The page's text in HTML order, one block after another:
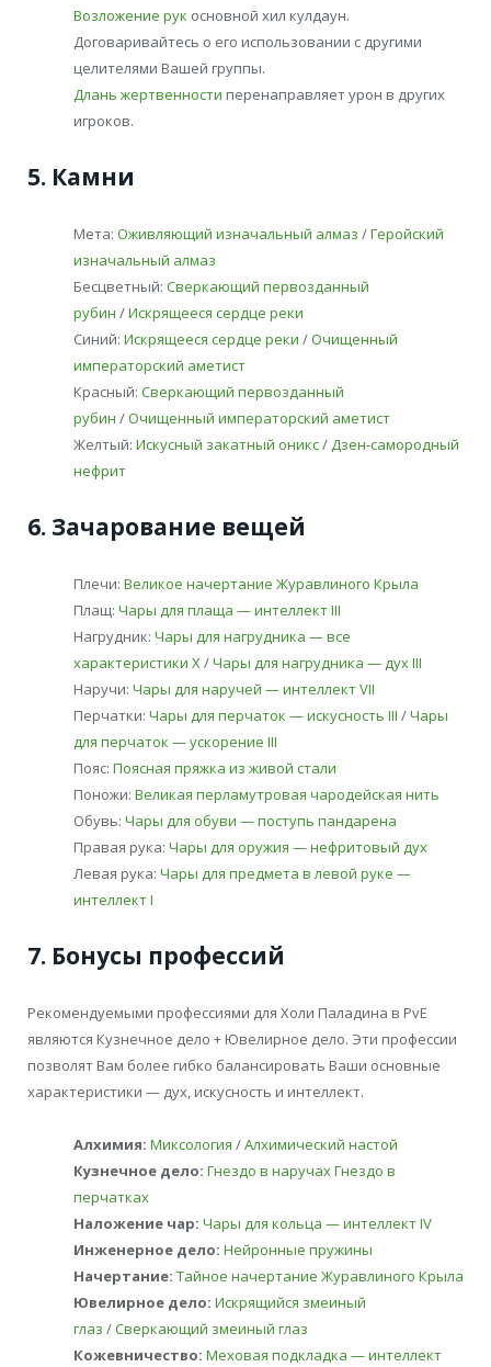
Возложение рук основной хил кулдаун.
Договаривайтесь о его использовании с другими
целителями Вашей группы.
Длань жертвенности перенаправляет урон в других
игроков.
5. Камни
Мета: Оживляющий изначальный алмаз /Геройский
изначальный алмаз
Бесцветный: Сверкающий первозданный
рубин /Искрящееся сердце реки
Синий: Искрящееся сердце реки /Очищенный
императорский аметист
Красный: Сверкающий первозданный
рубин /Очищенный императорский аметист
Желтый: Искусный закатный оникс/Дзен-самородный
нефрит
6. Зачарование вещей
Плечи: Великое начертание Журавлиного Крыла
Плащ: Чары для плаща — интеллект III
Нагрудник: Чары для нагрудника — все
характеристики X/Чары для нагрудника — дух III
Наручи: Чары для наручей — интеллект VII
Перчатки: Чары для перчаток — искусность III /Чары
для перчаток — ускорение III
Пояс: Поясная пряжка из живой стали
Поножи: Великая перламутровая чародейская нить
Обувь: Чары для обуви — поступь пандарена
Правая рука: Чары для оружия — нефритовый дух
Левая рука: Чары для предмета в левой руке —
интеллект I
7. Бонусы профессий
Рекомендуемыми профессиями для Холи Паладина в PvE
являются Кузнечное дело + Ювелирное дело. Эти профессии
позволят Вам более гибко балансировать Ваши основные
характеристики — дух, искусность и интеллект.
Алхимия: Миксология /Алхимический настой
Кузнечное дело: Гнездо в наручахГнездо в
перчатках
Наложение чар: Чары для кольца — интеллект IV
Инженерное дело: Нейронные пружины
Начертание: Тайное начертание Журавлиного Крыла
Ювелирное дело: Искрящийся змеиный
глаз /Сверкающий змеиный глаз
Кожевничество: Меховая подкладка — интеллект